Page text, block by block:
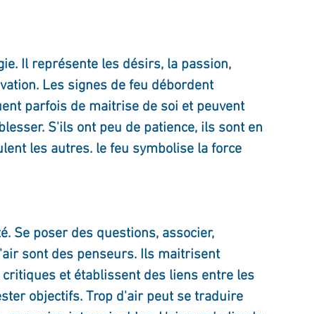
C'est mon histoire La pensée du jour
Pensée du jour ADOLAND
Il représente les désirs, la passion,
Les signes de feu débordent
parfois de maitrise de soi et peuvent
S'ils ont peu de patience, ils sont en
les autres. le feu symbolise la force
Se poser des questions, associer,
sont des penseurs. Ils maitrisent
et établissent des liens entre les
objectifs. Trop d'air peut se traduire